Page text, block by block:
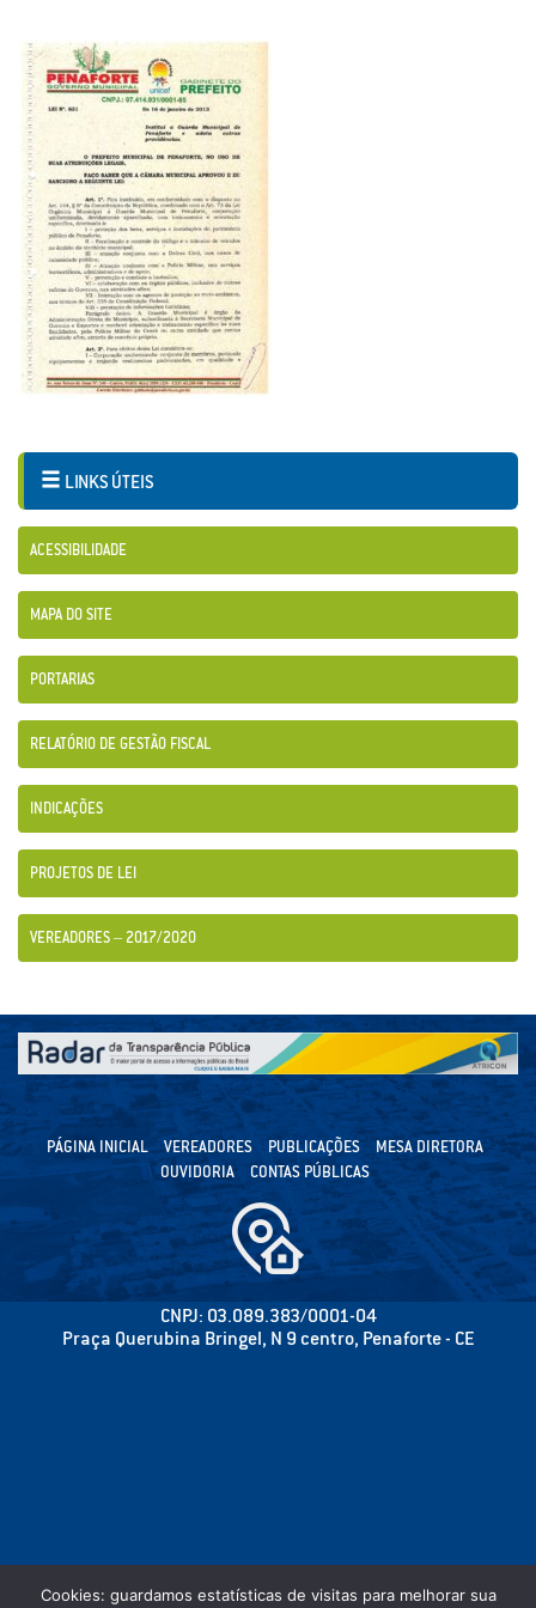
LINKS ÚTEIS
ACESSIBILIDADE
MAPA DO SITE
PORTARIAS
RELATÓRIO DE GESTÃO FISCAL
INDICAÇÕES
PROJETOS DE LEI
VEREADORES – 2017/2020
PÁGINA INICIAL VEREADORES PUBLICAÇÕES
MESA DIRETORA
OUVIDORIA
CONTAS PÚBLICAS
CNPJ: 03.089.383/0001-04
Praça Querubina Bringel, N 9 centro, Penaforte - CE
Cookies: guardamos estatísticas de visitas para melhorar sua